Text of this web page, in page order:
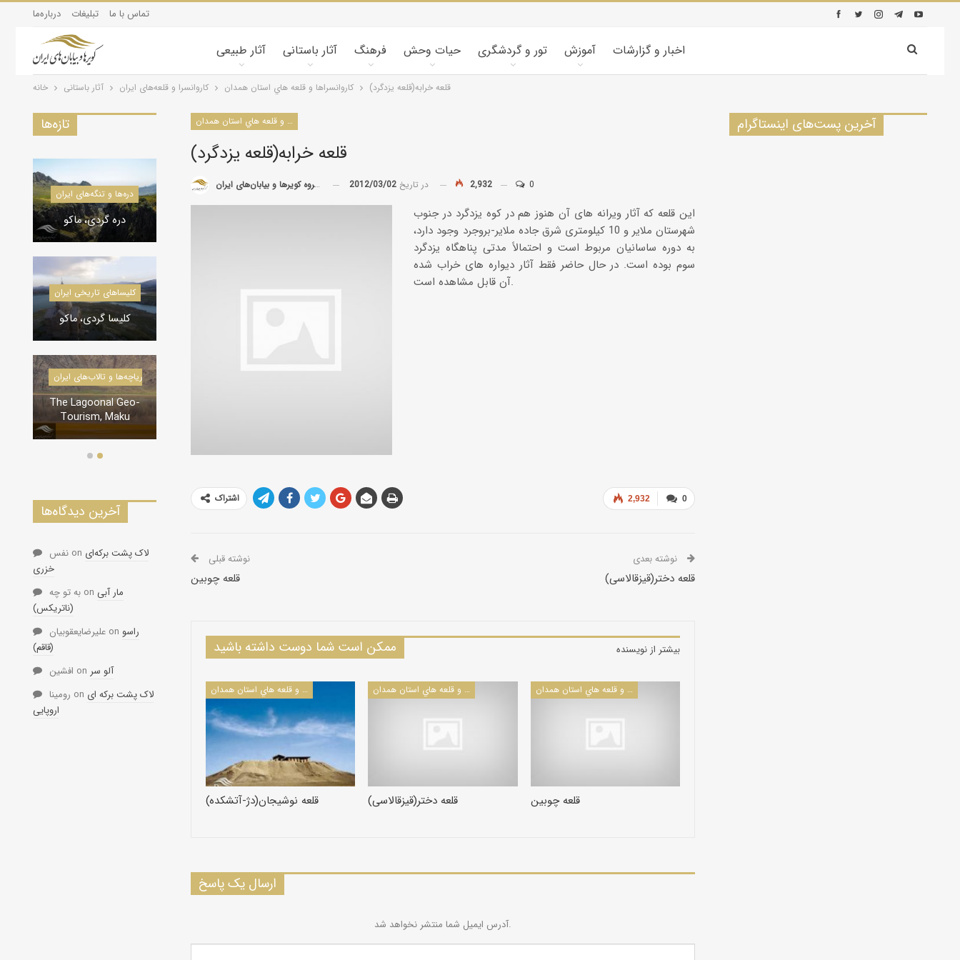
درباره‌ما تبلیغات تماس با ما
آثار طبیعی آثار باستانی فرهنگ حیات وحش تور و گردشگری آموزش اخبار و گزارشات
خانه آثار باستانی کاروانسرا و قلعه‌های ایران كاروانسراها و قلعه هاي استان همدان قلعه خرابه(قلعه یزدگرد)
كاروانسراها و قلعه هاي استان همدان
قلعه خرابه(قلعه یزدگرد)
توسط گروه کویرها و بیابان‌های ایران در تاریخ 2012/03/02 2,932 0
این قلعه که آثار ویرانه ­های آن هنوز هم در کوه یزدگرد در جنوب
شهرستان ملایر و 10 کیلومتری شرق جاده ملایر-بروجرد وجود دارد،
به دوره ساسانیان مربوط است و احتمالاً مدتی پناهگاه یزدگرد
سوم بوده است. در حال حاضر فقط آثار دیواره­ های خراب شده
آن قابل مشاهده است.
0
2,932 اشتراک
نوشته قبلی
قلعه چوبین قلعه دختر(قیزقالاسی)
ممکن است شما دوست داشته باشید بیشتر از نویسنده
كاروانسراها و قلعه هاي استان همدان
قلعه نوشیجان(دژ-آتشکده)
كاروانسراها و قلعه هاي استان همدان
قلعه دختر(قیزقالاسی)
كاروانسراها و قلعه هاي استان همدان
قلعه چوبین
ارسال یک پاسخ
آدرس ایمیل شما منتشر نخواهد شد.
آخرین پست‌های اینستاگرام تازه‌ها
دره‌ها و تنگه‌های ایران
دره گردی، ماکو
کلیسا‌های تاریخی ایران
کلیسا گردی، ماکو
درياچه‌‌ها و تالاب‌های ایران
The Lagoonal Geo-
Tourism, Maku
کویرشناسی
آخرین دیدگاه‌ها
نفس on لاک پشت برکه‌ای
خزری
به تو چه on مار آبی
(ناتریکس)
علیرضایعقوبیان on راسو
(قاقم)
افشین on آلو سر
رومینا on لاک پشت برکه ای
اروپایی